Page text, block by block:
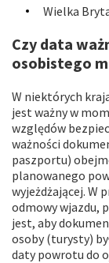
Wielka
Czy data
osobistego
W niektórych
jest ważny w
względów
ważności
paszportu)
planowanego
wyjeżdżającej. W
odmowy wjazdu,
jest, aby
osoby (turysty)
daty powrotu do